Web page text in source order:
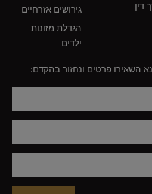
דין
גירושים אזרחיים
הגדלת מזונות
ילדים
השאירו פרטים ונחזור בהקדם:
Alternative: